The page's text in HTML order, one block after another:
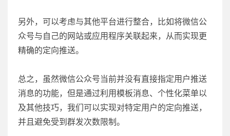
另外，可以考虑与其他平台进行整合，比如将微信公
众号与自己的网站或应用程序关联起来，从而实现更
精确的定向推送。
总之，虽然微信公众号当前并没有直接指定用户推送
消息的功能，但是通过利用模板消息、个性化菜单以
及其他技巧，我们可以实现对特定用户的定向推送，
并且避免受到群发次数限制。